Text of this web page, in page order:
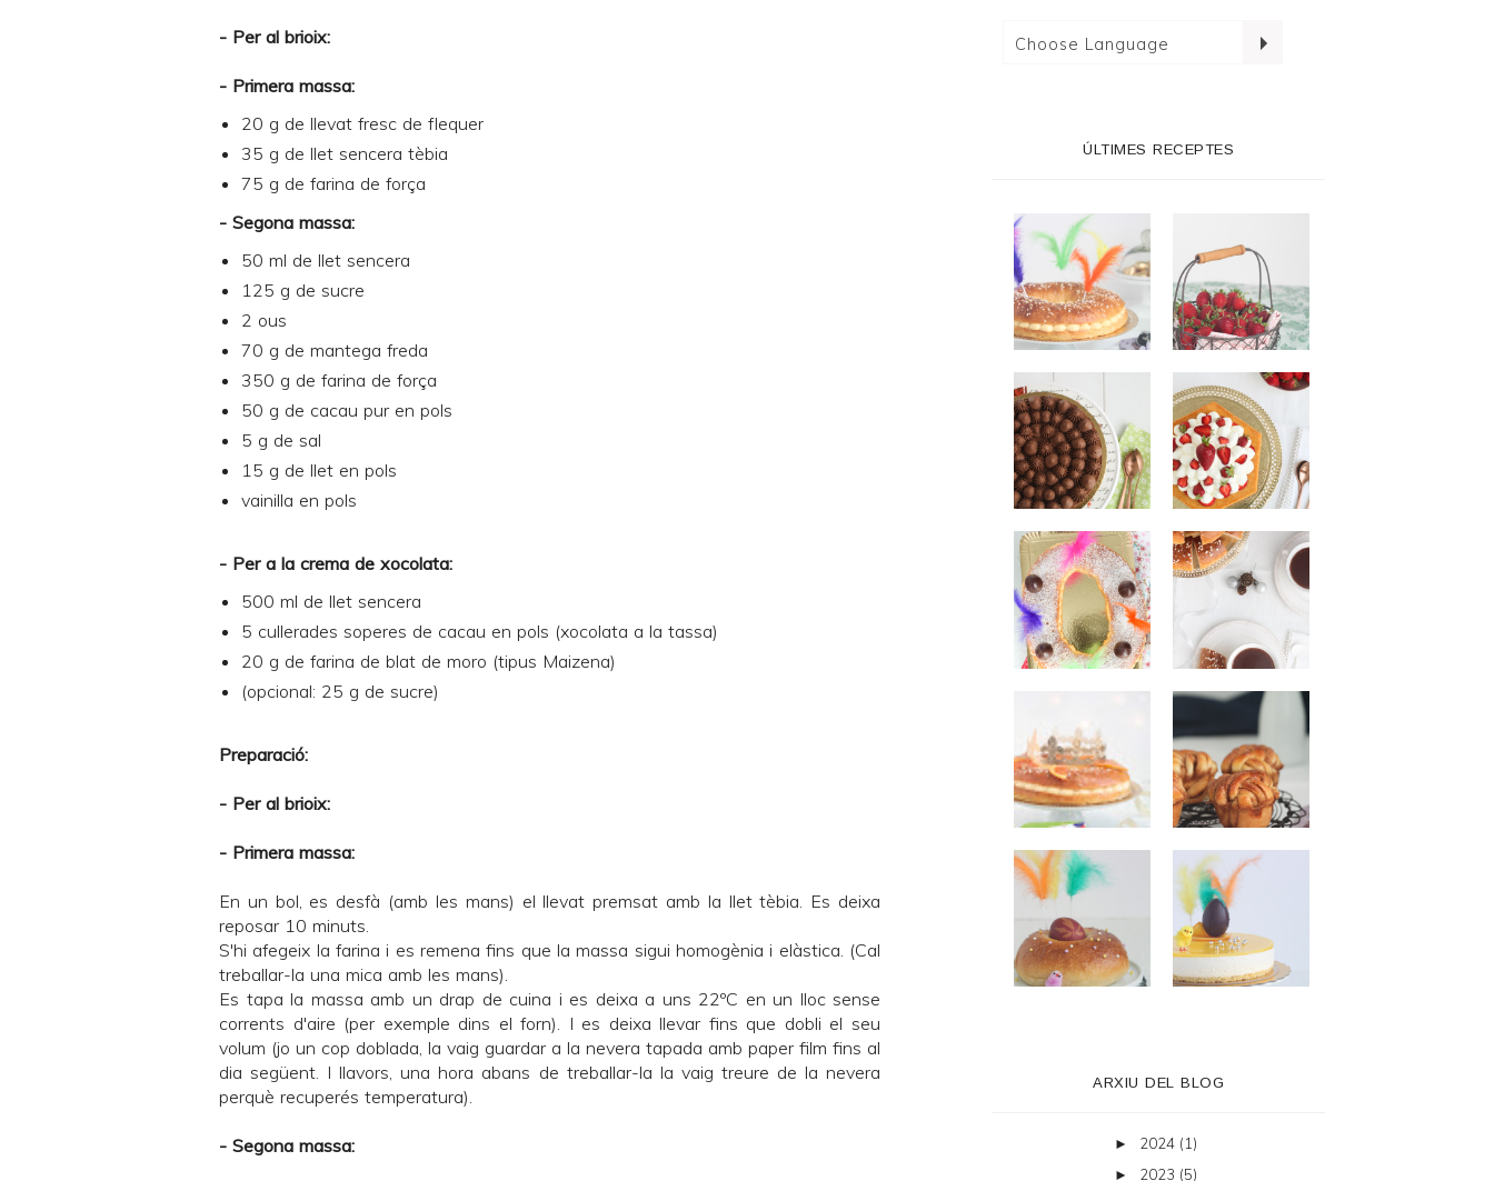
- Per al brioix:
- Primera massa:
20 g de llevat fresc de flequer
35 g de llet sencera tèbia
75 g de farina de força
- Segona massa:
50 ml de llet sencera
125 g de sucre
2 ous
70 g de mantega freda
350 g de farina de força
50 g de cacau pur en pols
5 g de sal
15 g de llet en pols
vainilla en pols
- Per a la crema de xocolata:
500 ml de llet sencera
5 cullerades soperes de cacau en pols (xocolata a la tassa)
20 g de farina de blat de moro (tipus Maizena)
(opcional: 25 g de sucre)
Preparació:
- Per al brioix:
- Primera massa:
En un bol, es desfà (amb les mans) el llevat premsat amb la llet tèbia. Es deixa
reposar 10 minuts.
S'hi afegeix la farina i es remena fins que la massa sigui homogènia i elàstica. (Cal
treballar-la una mica amb les mans).
Es tapa la massa amb un drap de cuina i es deixa a uns 22ºC en un lloc sense
corrents d'aire (per exemple dins el forn). I es deixa llevar fins que dobli el seu
volum (jo un cop doblada, la vaig guardar a la nevera tapada amb paper film fins al
dia següent. I llavors, una hora abans de treballar-la la vaig treure de la nevera
perquè recuperés temperatura).
- Segona massa:
ÚLTIMES RECEPTES
ARXIU DEL BLOG
► 2024 (1)
► 2023 (5)